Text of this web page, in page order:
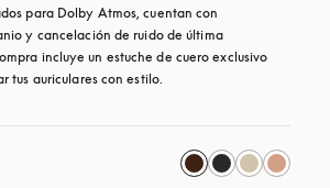
para Dolby Atmos, cuentan con
y cancelación de ruido de última
incluye un estuche de cuero exclusivo
tus auriculares con estilo.